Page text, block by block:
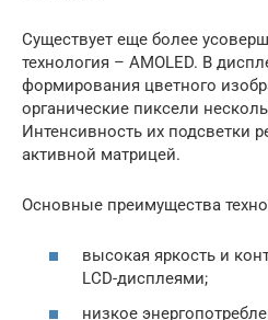
Существует еще более
технология – AMOLED. В
формирования цветного
органические пиксели
Интенсивность их подсветки
активной матрицей.
Основные преимущества
высокая яркость и
LCD-дисплеями;
низкое